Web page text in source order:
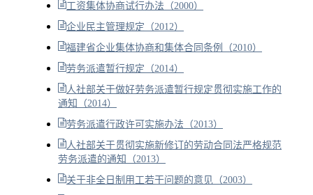
工资集体协商试行办法（2000）
企业民主管理规定（2012）
福建省企业集体协商和集体合同条例（2010）
劳务派遣暂行规定（2014）
人社部关于做好劳务派遣暂行规定贯彻实施工作的
通知（2014）
劳务派遣行政许可实施办法（2013）
人社部关于贯彻实施新修订的劳动合同法严格规范
劳务派遣的通知（2013）
关于非全日制用工若干问题的意见（2003）